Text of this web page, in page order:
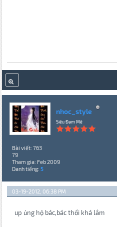
nhoc_style
Siêu Đam Mê
Bài viết: 763
79
Tham gia: Feb 2009
Danh tiếng: 5
03-19-2012, 06:38 PM
up ủng hộ bác,bác thổi khá lắm